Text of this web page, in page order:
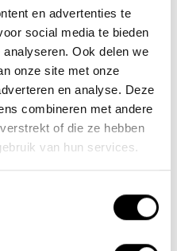
en advertenties te
social media te bieden
Ook delen we
onze site met onze
en analyse. Deze
combineren met andere
of die ze hebben
van hun services.